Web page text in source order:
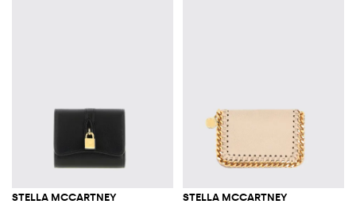
STELLA MCCARTNEY STELLA MCCARTNEY